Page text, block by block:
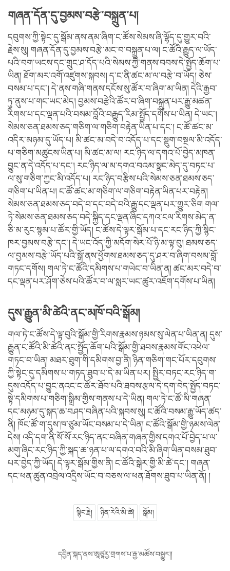
གཞན་དོན་དུ་བྱམས་བརྩེ་བསྐྲུན་པ།
དབུགས་ཀྱི་སྟེང་དུ་སྒོམ་ནས་ནམ་ཞིག་ང་ཚོས་སེམས་ཞི་ལྷོད་དུ་གྱུར་བའི་
རྗེས་སུ། གཞན་དོན་དུ་བྱམས་བརྩེ་མང་བ་བསྐྲུན་པ་ལ། ང་ཚོའི་རྒྱུད་ལ་ཡོད་
པའི་བག་ཡངས་དང་གྲུང་ཤ་དོད་པའི་སེམས་ཀྱི་གནས་བབས་དེ་སྤྱོད་ཆོག་པ་
ཡིན། ཐོག་མར་འགོ་འཛུགས་སྐབས། ད་ང་ནི་ཚང་མ་ལ་བརྩེ་བ་ཡོད། ཅེས་
བསམ་པ་དང་། དེ་ནས་གཞི་གནས་དངོས་སུ་ཚོར་བ་ཞིག་མ་ཡིན། དེའི་རྒྱབ་
ཏུ་ནུས་པ་གང་ཡང་མེད། བྱམས་བརྩེའི་ཚོར་བ་ཞིག་བསྐྲུན་པར་རྒྱུ་མཚན་
རིགས་པ་དང་ལྡན་པའི་བསམ་བློའི་བརྒྱུད་རིམ་སྤྱོད་དགོས་པ་ཡིན། དེ་ཡང་།
སེམས་ཅན་ཐམས་ཅད་གཅིག་ལ་གཅིག་བརྟེན་ཡིན་པ་དང་། ང་ཚོ་ཚང་མ་
འདིར་མཉམ་དུ་ཡོད་པ། མི་ཚང་མ་བདེ་བ་འདོད་པ་དང་སྡུག་བསྔལ་མི་འདོད་
པ་གཅིག་མཚུངས་ཡིན་པ། མི་ཚང་མ་ལ། རང་ཉིད་ལ་དགའ་པོ་བྱེད་མཁན་
བྱུང་ན་དེ་འདོད་པ་དང་། རང་ཉིད་ལ་མ་དགའ་བའམ་སྣང་མེད་དུ་བཏང་པ་
ལ་སུ་གཅིག་ཀྱང་མི་འདོད་པ། རང་ཉིད་བརྩིས་པའི་སེམས་ཅན་ཐམས་ཅད་
གཅིག་པ་ཡིན་པ། ང་ཚོ་ཚང་མ་གཅིག་ལ་གཅིག་བརྟེན་ཡིན་པར་བརྟེན།
སེམས་ཅན་ཐམས་ཅད་བདེ་བ་དང་བདེ་བའི་རྒྱུ་དང་ལྡན་པར་གྱུར་ཅིག གལ་
ཏེ་སེམས་ཅན་ཐམས་ཅད་བདེ་སྐྱིད་དང་ལྡན་ཞིང་དཀའ་ངལ་རིགས་མེད་ན་
ཅི་མ་རུང་སྙམ་པ་ཚོར་གྱི་ཡོད། ང་ཚོས་དེ་ལྟར་སྒོམ་པ་དང་རང་ཉིད་ཀྱི་སྙིང་
ཁར་བྱམས་བརྩེ་དང་། དེ་ཡང་འོད་ཀྱི་མདོག་སེར་པོ་ཉི་མ་ལྟ་བུ། ཐམས་ཅད་
ལ་བྱམས་བརྩེ་ཡོད་པའི་སྒོ་ནས་ཕྱོགས་ཐམས་ཅད་དུ་ཤར་བ་ཞིག་བསམ་བློ་
གཏང་དགོས། གལ་ཏེ་ང་ཚོའི་དམིགས་པ་གཡེང་བ་ཡིན་ན། ཚང་མར་བདེ་བ་
དང་ལྡན་པར་ཤོག་ཅེས་པའི་ཚོར་བ་ལ་སླར་ཡང་ཚུར་འཇོག་དགོས་པ་ཡིན།
དུས་རྒྱུན་མི་ཚེའི་ནང་མཁོ་བའི་སྒོམ།
གལ་ཏེ་ང་ཚོས་དེ་ལྟ་བུའི་སྒོམ་གྱི་རིགས་རྣམས་ཉམས་སུ་ལེན་པ་ཡིན་ན། དུས་
རྒྱུན་ང་ཚོའི་མི་ཚེའི་ནང་སྤྱོད་ཆོག་པའི་སྒོམ་གྱི་ཐབས་རྣམས་གོང་འཕེལ་
གཏང་བ་ཡིན། མཐར་ཐུག་གི་དམིགས་བྱ་ནི། ཉིན་གཅིག་གང་པོར་དབུགས་
ཀྱི་སྟེང་དུ་དམིགས་པ་གཏད་ཐུབ་པ་དེ་མ་ཡིན་པར། སྤྱིར་བཏང་རང་ཉིད་ག་
དུས་འདོད་པ་བྱུང་ནའང་ང་ཚོར་ཐོབ་པའི་ཐབས་རྩལ་དེ་དག་བེད་སྤྱོད་བཏང་
སྟེ་དམིགས་པ་གཅིག་སྒྲིམ་གྱིས་གནས་པ་དེ་ཡིན། གལ་ཏེ་ང་ཚོ་མི་གཞན་
དང་མཉམ་དུ་སྐད་ཆ་བཤད་བཞིན་པའི་སྐབས་སུ། ང་ཚོའི་བསམ་རྒྱུ་ཡོད་ཚད་
ནི། ཁོང་ཚོ་ག་དུས་ཁ་ཙུམ་ཡོང་བསམ་པ་དེ་ཡིན། ང་ཚོའི་སྒོམ་གྱི་ཉམས་ལེན་
དེས། འདི་དག་ནི་སོ་སོ་རང་ཉིད་ནང་བཞིན་གཞན་གྱིས་དགའ་པོ་བྱེད་པ་ལ་
མགུ་ཞིང་རང་ཉིད་ཀྱི་སྐད་ཆ་ཉན་པ་ལ་དགའ་བའི་མི་ཞིག་ཡིན་བསམ་ཐུབ་
པར་བྱེད་ཀྱི་ཡོད། དེ་ལྟར་སྒོམ་གྱིས་ནི། ང་ཚོའི་སྒེར་གྱི་མི་ཚེ་དང་། གཞན་
དང་ཕན་ཚུན་འབྲེལ་འདྲིས་ཡོང་བ་བཅས་ལ་ཕན་ཐོགས་ཐུབ་པ་ཡིན་ནོ། །
སྙིང་རྗེ། ཉིན་རེའི་མི་ཚེ། སྒོམ།
དབྱིན་སྐད་ནས་ཨཱཙཱརྱ་གྲགས་པ་རྒྱ་མཚོས་བསྒྱུར།།